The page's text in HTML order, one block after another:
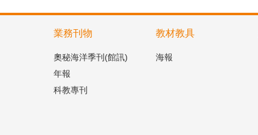
業務刊物
奧秘海洋季刊(館訊)
年報
科教專刊
教材教具
海報